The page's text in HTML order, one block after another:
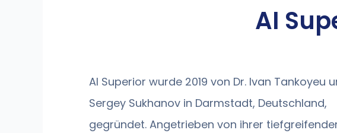
AI
AI Superior wurde 2019 von Dr. Ivan Tankoyeu
Sergey Sukhanov in Darmstadt, Deutschland,
gegründet. Angetrieben von ihrer